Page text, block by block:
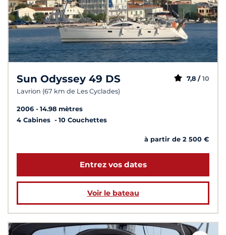
Sun Odyssey 49 DS
Lavrion (67 km de Les Cyclades)
7,8 / 10
2006
14.98 mètres
4 Cabines
10 Couchettes
à partir de 2 500 €
Entrez vos dates
Voir le bateau